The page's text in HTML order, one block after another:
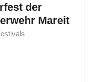
der
Mareit